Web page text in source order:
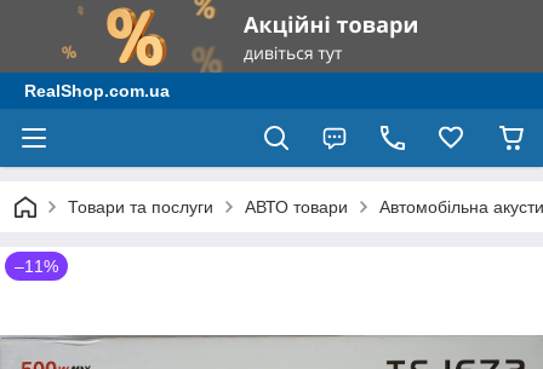
RealShop.com.ua
Товари та послуги АВТО товари Автомобільна
–11%